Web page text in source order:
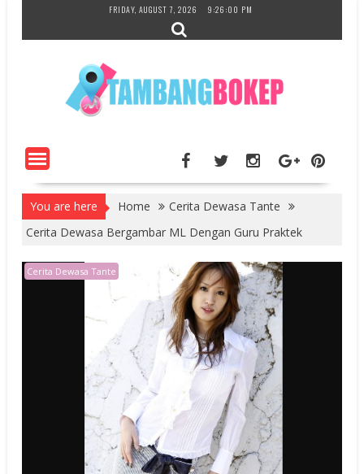
content
FRIDAY, AUGUST 7, 2026 9:26:01 PM
You are here Home
Cerita Dewasa Tante
Cerita Dewasa Bergambar ML Dengan Guru Praktek
Cerita Dewasa Tante